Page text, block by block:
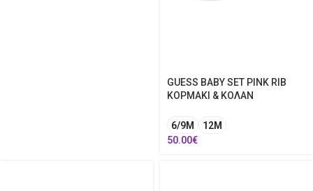
GUESS BABY SET PINK RIB
ΚΟΡΜΑΚΙ & ΚΟΛΑΝ
6/9Μ
12Μ
50.00€